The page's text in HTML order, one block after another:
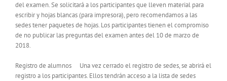
del examen. Se solicitará a los participantes que lleven material para
escribir y hojas blancas (para impresora), pero recomendamos a las
sedes tener paquetes de hojas. Los participantes tienen el compromiso
de no publicar las preguntas del examen antes del 10 de marzo de
2018.
Registro de alumnos Una vez cerrado el registro de sedes, se abrirá el
registro a los participantes. Ellos tendrán acceso a la lista de sedes